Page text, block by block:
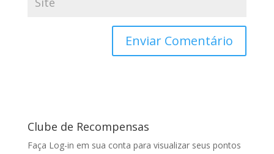
Clube de Recompensas
Faça Log-in em sua conta para visualizar seus pontos